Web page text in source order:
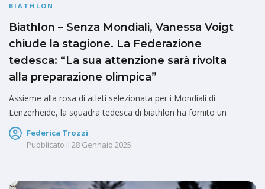
BIATHLON
Biathlon – Senza Mondiali, Vanessa Voigt
chiude la stagione. La Federazione
tedesca: “La sua attenzione sarà rivolta
alla preparazione olimpica”
Assieme alla rosa di atleti selezionata per i Mondiali di
Lenzerheide, la squadra tedesca di biathlon ha fornito un
Federica Trozzi
Pubblicato il 28 Gennaio 2025